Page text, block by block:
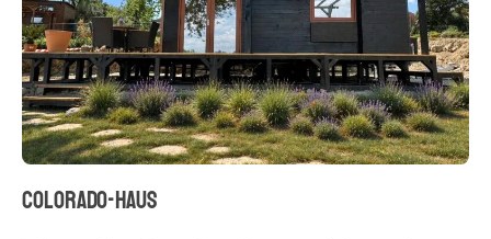
COLORADO-HAUS